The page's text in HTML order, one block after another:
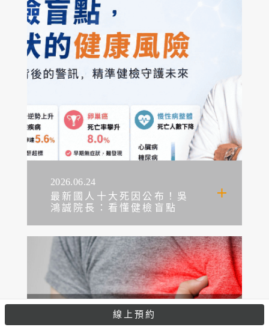
線上預約
2026.06.24
最新國人十大死因公布！吳
鴻誠院長：看懂健檢盲點